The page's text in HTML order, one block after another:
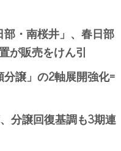
・南桜井」、春日部
が販売をけん引
譲」の2軸展開強化=
分譲回復基調も3期連